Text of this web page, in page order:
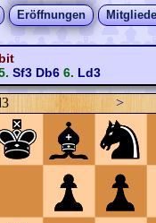
Eröffnungen
Sf3 Db66. Ld3
>